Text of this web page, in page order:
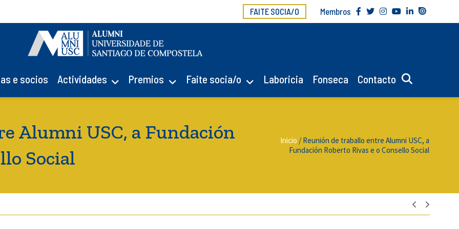
FAITE SOCIA/O Membros
e socios Actividades Premios Faite socia/o Laboricia Fonseca Contacto
Alumni USC, a Fundación
Social
Inicio / Reunión de traballo entre Alumni USC, a
Fundación Roberto Rivas e o Consello Social